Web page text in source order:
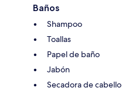
Baños
Shampoo
Toallas
Papel de baño
Jabón
Secadora de cabello